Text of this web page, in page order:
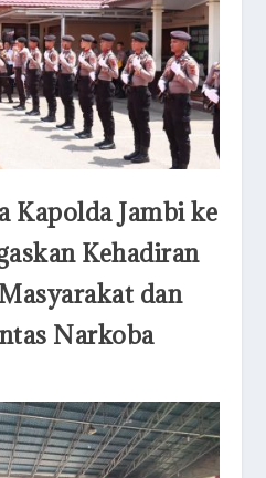
Kapolda Jambi ke
Kehadiran
dan
Narkoba